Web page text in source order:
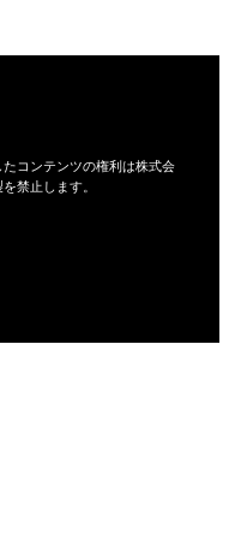
コンテンツの権利は株式会
禁止します。